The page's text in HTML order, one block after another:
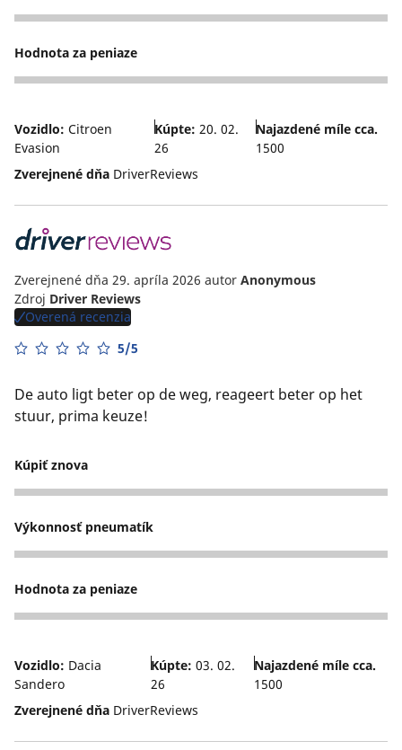
5
Hodnota za peniaze
4
Vozidlo: Citroen
Evasion
Kúpte: 20. 02.
26
Najazdené míle cca.
1500
Zverejnené dňa DriverReviews
Zverejnené dňa 29. apríla 2026 autor Anonymous
Zdroj Driver Reviews
Overená recenzia
5/5
De auto ligt beter op de weg, reageert beter op het
stuur, prima keuze!
Kúpiť znova
5
Výkonnosť pneumatík
4
Hodnota za peniaze
4
Vozidlo: Dacia
Sandero
Kúpte: 03. 02.
26
Najazdené míle cca.
1500
Zverejnené dňa DriverReviews